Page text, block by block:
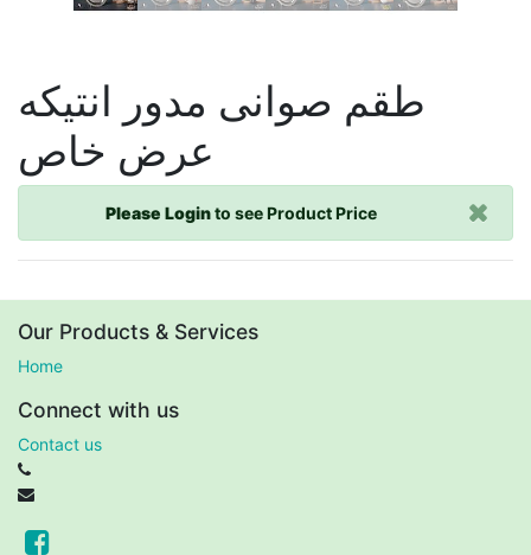
طقم صوانى مدور انتيكه
عرض خاص
Please Loginto see Product Price
Our Products & Services
Home
Connect with us
Contact us